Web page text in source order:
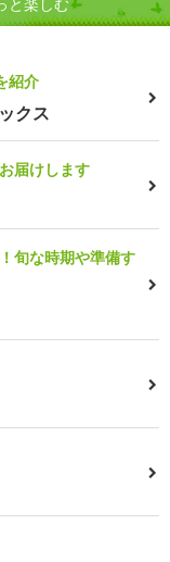
紹介
クス
届けします
旬な時期や準備す